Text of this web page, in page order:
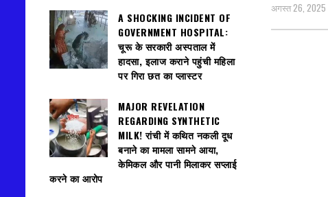
अगस्त 26, 2025
A SHOCKING INCIDENT OF
GOVERNMENT HOSPITAL:
चूरू के सरकारी अस्पताल में
हादसा, इलाज कराने पहुंची महिला
पर गिरा छत का प्लास्टर
MAJOR REVELATION
REGARDING SYNTHETIC
MILK! रांची में कथित नकली दूध
बनाने का मामला सामने आया,
केमिकल और पानी मिलाकर सप्लाई
करने का आरोप